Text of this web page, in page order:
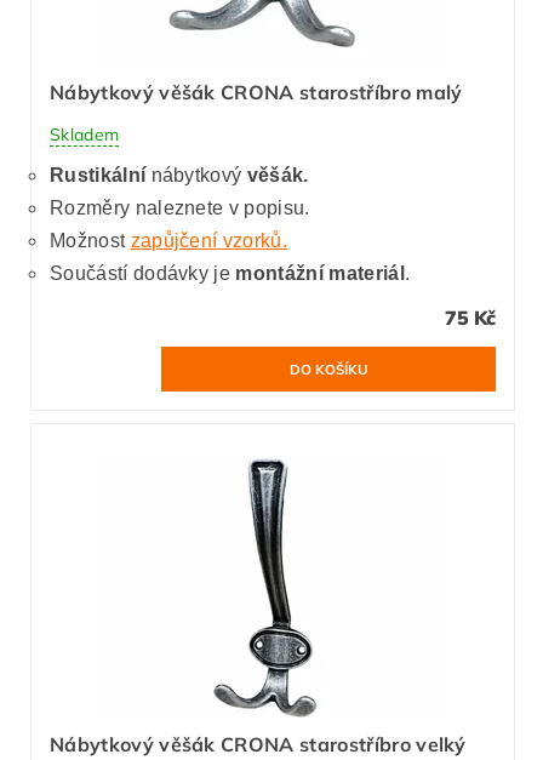
Nábytkový věšák CRONA starostříbro malý
Skladem
Rustikální nábytkový věšák.
Rozměry naleznete v popisu.
Možnost zapůjčení vzorků.
Součástí dodávky je montážní materiál .
75 Kč
Nábytkový věšák CRONA starostříbro velký